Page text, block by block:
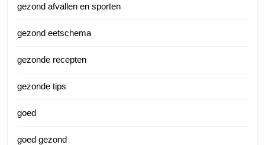
gezond afvallen en sporten
gezond eetschema
gezonde recepten
gezonde tips
goed
goed gezond